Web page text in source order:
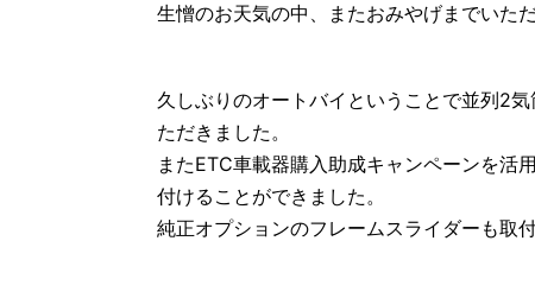
生憎のお天気の中、またおみやげまでいた
久しぶりのオートバイということで並列2
ただきました。
またETC車載器購入助成キャンペーンを活
付けることができました。
純正オプションのフレームスライダーも取